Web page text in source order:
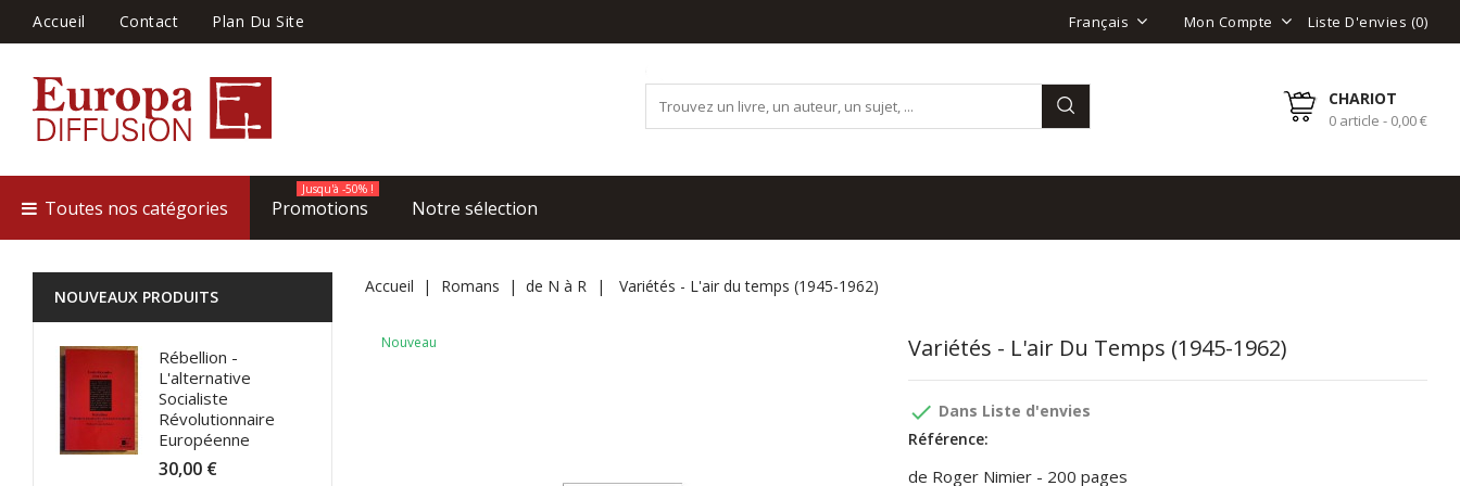
Accueil Contact Plan Du Site Français Mon Compte Liste D'envies (0)
CHARIOT
0 article - 0,00 €
Toutes nos catégories Promotions
Jusqu'à -50% !
Notre sélection
NOUVEAUX PRODUITS
Rébellion -
L'alternative
Socialiste
Révolutionnaire
Européenne
30,00 €
Accueil Romans de N à R Variétés - L'air du temps (1945-1962)
Nouveau Variétés - L'air Du Temps (1945-1962)
done Dans Liste d'envies
Référence:
de Roger Nimier - 200 pages